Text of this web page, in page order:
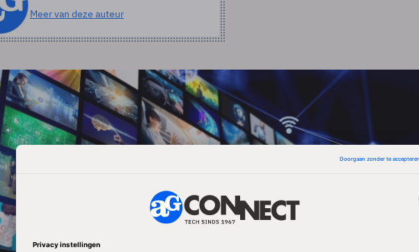
Meer van deze auteur